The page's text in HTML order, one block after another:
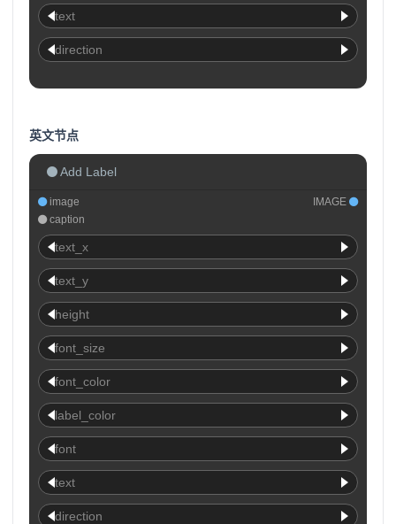
text
direction
英文节点
Add Label
image
caption
IMAGE
text_x
text_y
height
font_size
font_color
label_color
font
text
direction